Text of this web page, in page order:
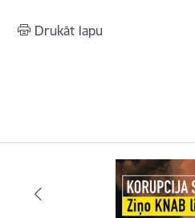
Drukāt lapu